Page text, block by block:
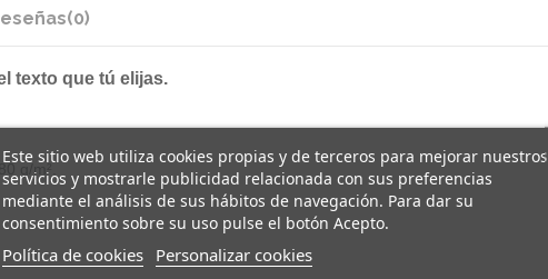
(0)
texto que tú elijas.
g/m².
Este sitio web utiliza cookies propias y de terceros para mejorar nuestros
servicios y mostrarle publicidad relacionada con sus preferencias
mediante el análisis de sus hábitos de navegación. Para dar su
consentimiento sobre su uso pulse el botón Acepto.
Política de cookies Personalizar cookies